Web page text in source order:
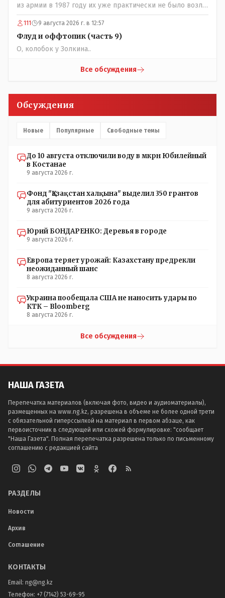
из армии в 1987 году их уже практически не было возле
родительского дома по улице Амангельды! А что
случилось то, с целым видом кустарника?
111 9 августа 2026 г. в 12:57
Флуд и оффтопик (часть 9)
О, колобок у Золкина..
Все обсуждения
Обсуждения
Новые Популярные Свободные темы
До 10 августа отключили воду в мкрн Юбилейный
в Костанае
9 августа 2026 г.
Фонд "Қазақстан халқына" выделил 350 грантов
для абитуриентов 2026 года
9 августа 2026 г.
Юрий БОНДАРЕНКО: Деревья в городе
9 августа 2026 г.
Европа теряет урожай: Казахстану предрекли
неожиданный шанс
8 августа 2026 г.
Украина пообещала США не наносить удары по
КТК – Bloomberg
8 августа 2026 г.
Все обсуждения
НАША ГАЗЕТА
Перепечатка материалов (включая фото, видео и аудиоматериалы),
размещенных на www.ng.kz, разрешена в объеме не более одной трети
с обязательной гиперссылкой на материал в первом абзаце, как
первоисточник в следующей или схожей формулировке: "сообщает
"Наша Газета". Полная перепечатка разрешена только по письменному
соглашению с редакцией сайта
РАЗДЕЛЫ
Новости
Архив
Соглашение
КОНТАКТЫ
Email: ng@ng.kz
Телефон: +7 (7142) 53-69-95